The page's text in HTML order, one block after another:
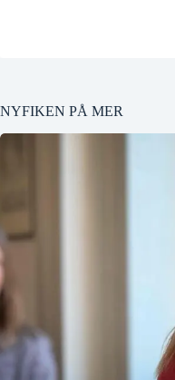
NYFIKEN PÅ MER